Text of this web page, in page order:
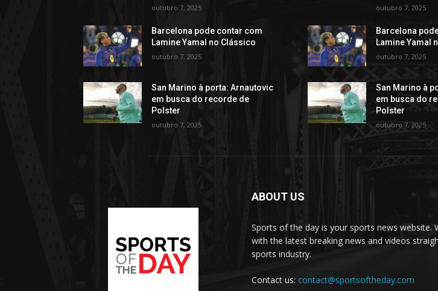
outubro 7, 2025
Barcelona pode contar com
Lamine Yamal no Clássico
outubro 7, 2025
San Marino à porta: Arnautovic
em busca do recorde de
Polster
outubro 7, 2025
outubro 7, 2025
Barcelona
Lamine Yamal
outubro 7, 2025
San Marino à
em busca do
Polster
outubro 7, 2025
ABOUT US
Sports of the day is your sports news website.
with the latest breaking news and videos
sports industry.
Contact us: contact@sportsoftheday.com